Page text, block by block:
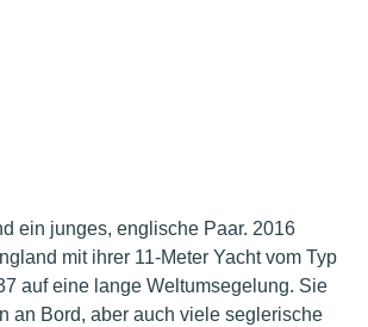
ein junges, englische Paar. 2016
mit ihrer 11-Meter Yacht vom Typ
auf eine lange Weltumsegelung. Sie
an Bord, aber auch viele seglerische